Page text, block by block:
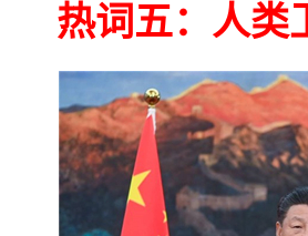
热词五：人类